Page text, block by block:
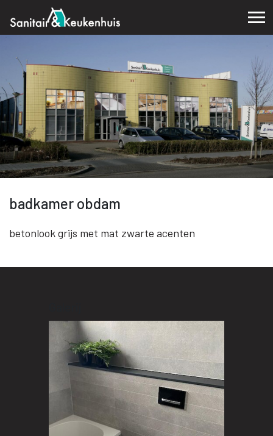
badkamer obdam
betonlook grijs met mat zwarte acenten